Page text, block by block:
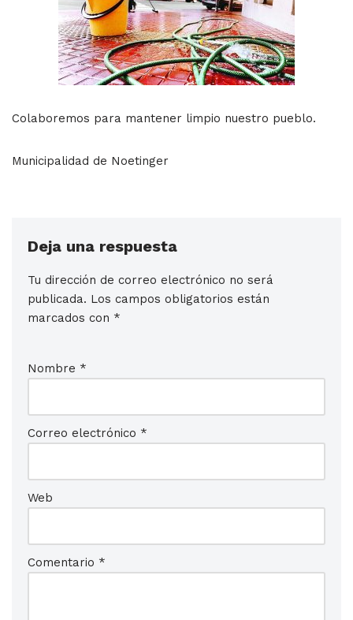
Colaboremos para mantener limpio nuestro pueblo.
Municipalidad de Noetinger
Deja una respuesta
Tu dirección de correo electrónico no será
publicada. Los campos obligatorios están
marcados con *
Nombre *
Correo electrónico *
Web
Comentario *